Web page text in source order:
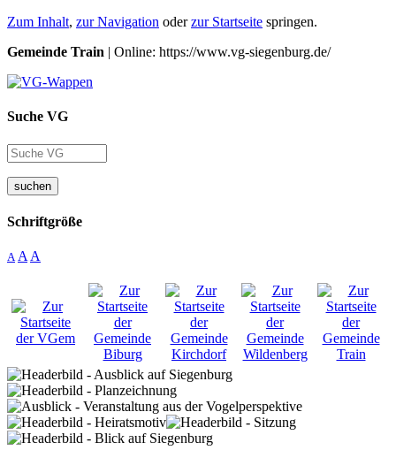
Zum Inhalt, zur Navigation oderzur Startseite springen.
Gemeinde Train | Online: https://www.vg-siegenburg.de/
Suche VG
suchen
Schriftgröße
A A A